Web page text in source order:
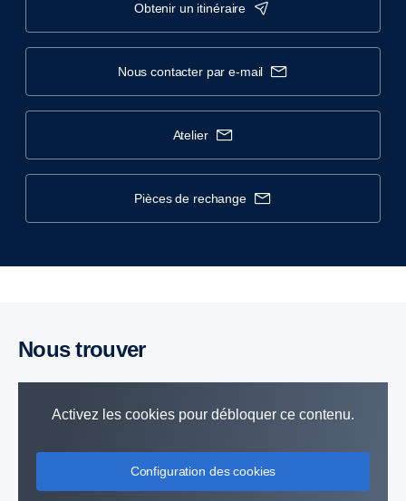
obtenir un itinéraire
nous contacter par e-mail
atelier
pièces de rechange
Nous trouver
Activez les cookies pour débloquer ce contenu.
Configuration des cookies